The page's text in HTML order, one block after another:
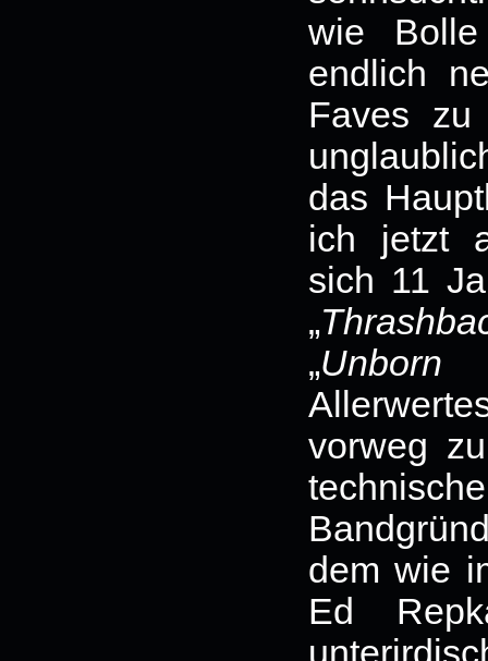
wie Bolle
endlich
Faves
das
ich jetzt
sich 11
„
„Unborn
vorweg
dem wie
Ed